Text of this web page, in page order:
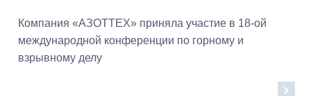
Компания «АЗОТТЕХ» приняла участие в 18-ой
международной конференции по горному и
взрывному делу